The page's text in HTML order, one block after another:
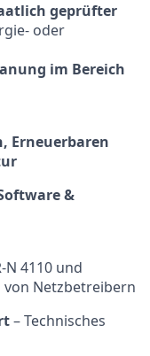
geprüfter
oder
im Bereich
Erneuerbaren
&
N 4110 und
Netzbetreibern
– Technisches